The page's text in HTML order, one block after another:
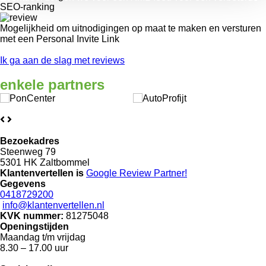
SEO-ranking
Mogelijkheid om uitnodigingen op maat te maken en versturen
met een Personal Invite Link
Ik ga aan de slag met reviews
enkele partners
Bezoekadres
Steenweg 79
5301 HK Zaltbommel
Klantenvertellen is Google Review Partner!
Gegevens
0418729200
info@klantenvertellen.nl
KVK nummer: 81275048
Openingstijden
Maandag t/m vrijdag
8.30 – 17.00 uur